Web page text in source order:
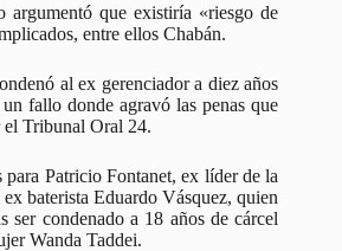
argumentó que existiría «riesgo de
entre ellos Chabán.
al ex gerenciador a diez años
fallo donde agravó las penas que
el Tribunal Oral 24.
Patricio Fontanet, ex líder de la
baterista Eduardo Vásquez, quien
ser condenado a 18 años de cárcel
Wanda Taddei.